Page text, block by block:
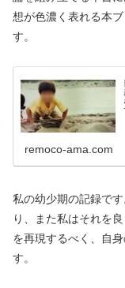
想が色濃く表れる本
す。
remoco-ama.com
私の幼少期の記録で
り、また私はそれを
を再現するべく、自
す。